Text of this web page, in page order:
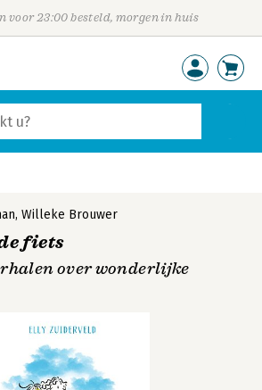
voor 23:00 besteld, morgen in huis
, Willeke Brouwer
fiets
over wonderlijke